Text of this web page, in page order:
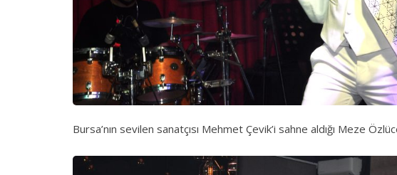
Bursa’nın sevilen sanatçısı Mehmet Çevik’i sahne aldığı Meze